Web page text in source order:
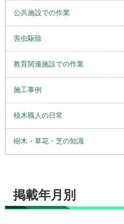
公共施設での作業
害虫駆除
教育関連施設での作業
施工事例
植木職人の日常
樹木・草花・芝の知識
掲載年月別